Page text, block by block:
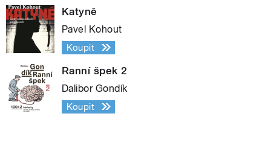
Katyně
Pavel Kohout
Koupit
Ranní špek 2
Dalibor Gondík
Koupit